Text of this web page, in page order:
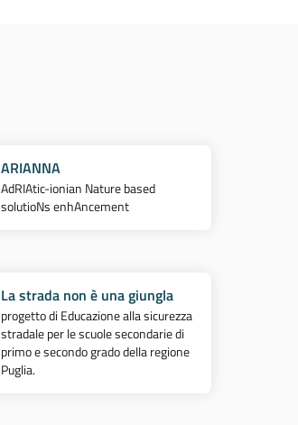
ARIANNA
AdRIAtic-ionian Nature based
solutioNs enhAncement
La strada non è una giungla
progetto di Educazione alla sicurezza
stradale per le scuole secondarie di
primo e secondo grado della regione
Puglia.